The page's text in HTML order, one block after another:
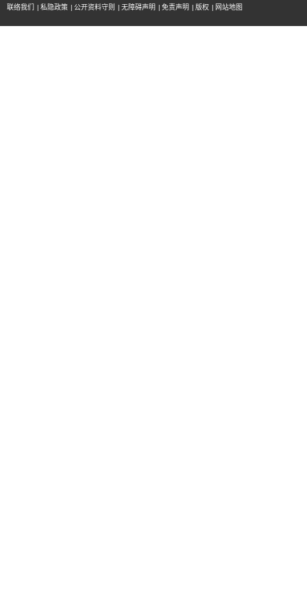
联络我们 | 私隐政策 | 公开资料守则 | 无障碍声明 | 免责声明 | 版权 | 网站地图